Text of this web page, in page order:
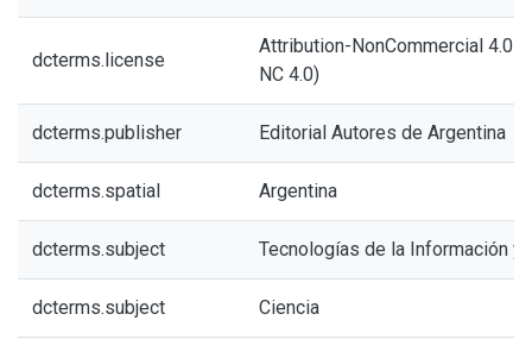
dcterms.license
Attribution-NonCommercial 4.0
NC 4.0)
dcterms.publisher Editorial Autores de Argentina
dcterms.spatial Argentina
dcterms.subject Tecnologías de la Información y
dcterms.subject Ciencia